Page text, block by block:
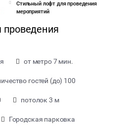
Стильный лофт для проведения
мероприятий
от метро 7 мин.
гостей (до) 100
потолок 3 м
Городская парковка